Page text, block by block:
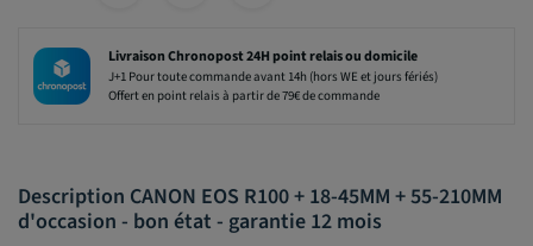
Livraison Chronopost 24H point relais ou domicile
J+1 Pour toute commande avant 14h (hors WE et jours fériés)
Offert en point relais à partir de 79€ de commande
Description CANON EOS R100 + 18-45MM + 55-210MM
d'occasion - bon état - garantie 12 mois